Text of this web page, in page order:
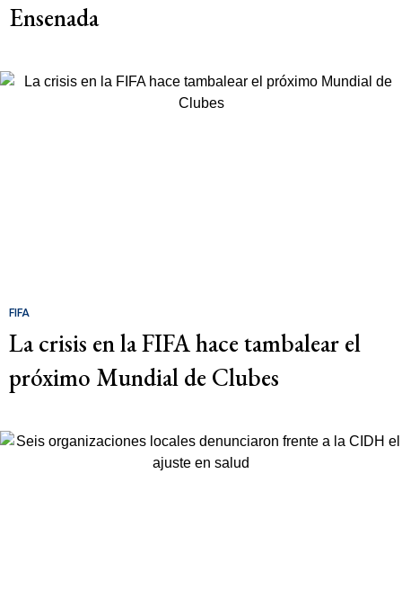
Ensenada
FIFA
La crisis en la FIFA hace tambalear el
próximo Mundial de Clubes